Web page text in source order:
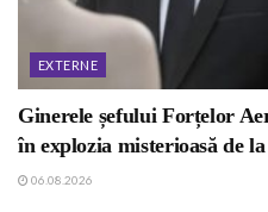
EXTERNE
Ginerele șefului Forțelor
în explozia misterioasă de
06.08.2026